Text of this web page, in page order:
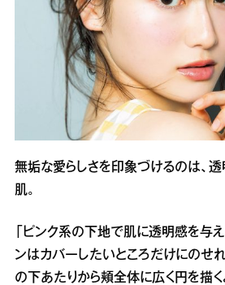
無垢な愛らしさを印象づけるのは、
肌。
「ピンク系の下地で肌に透明感を与
ンはカバーしたいところだけにのせ
の下あたりから頬全体に広く円を描く